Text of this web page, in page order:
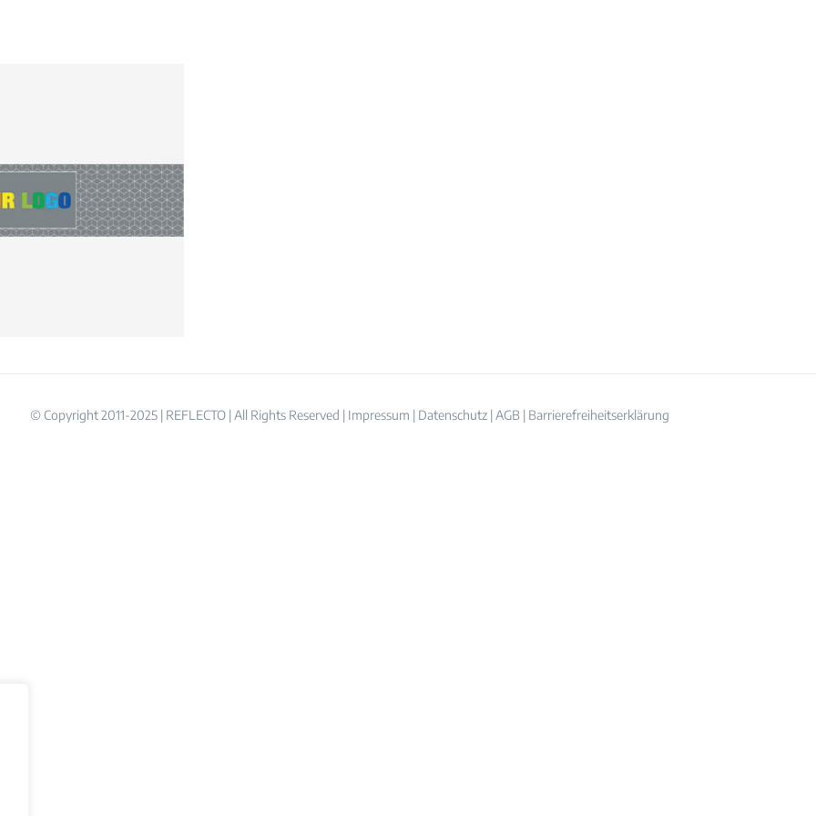
© Copyright 2011-2025 | REFLECTO | All Rights Reserved | Impressum | Datenschutz | AGB | Barrierefreiheitserklärung